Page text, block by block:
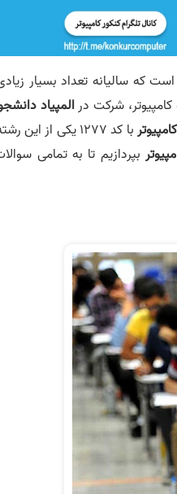
است که سالیانه تعداد بسیار
کامپیوتر، شرکت درالمپیاد
با کد 1277 یکی از این
بپردازیم تا به تمامی